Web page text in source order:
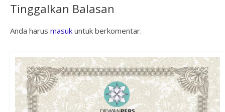
Tinggalkan Balasan
Anda harus masukuntuk berkomentar.